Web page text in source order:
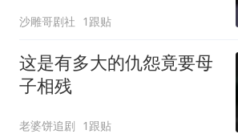
沙雕哥剧社 1跟贴
这是有多大的仇怨竟要母
子相残
老婆饼追剧 1跟贴